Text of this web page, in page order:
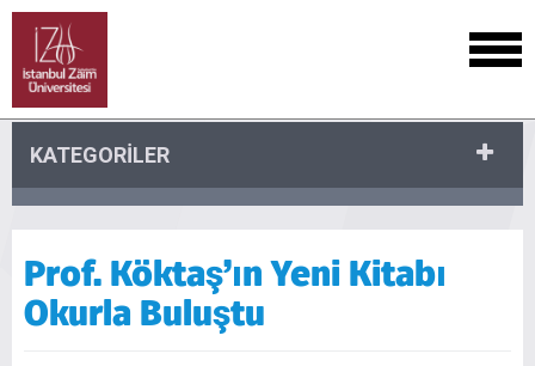
KATEGORİLER
Prof. Köktaş’ın Yeni Kitabı
Okurla Buluştu